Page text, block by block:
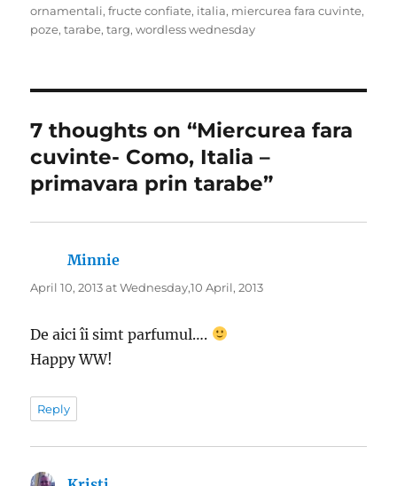
ornamentali,fructe confiate, italia, miercurea fara cuvinte,
poze,tarabe,targ,wordless wednesday
7 thoughts on “Miercurea fara
cuvinte- Como, Italia –
primavara prin tarabe”
Minnie
April 10, 2013 at Wednesday,10 April, 2013
De aici îi simt parfumul….
Happy WW!
Reply